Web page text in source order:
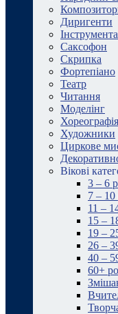
Диригенти
Саксофон
Скрипка
Фортепіано
Театр
Читання
Моделінг
Хореографія
Художники
Циркове
Вікові
3 – 6
7 – 10
11 –
15 –
19 –
26 –
40 –
60+